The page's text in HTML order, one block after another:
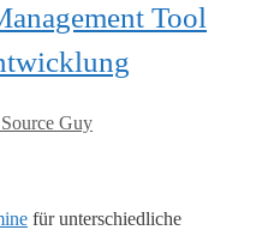
Tool
Guy
für unterschiedliche